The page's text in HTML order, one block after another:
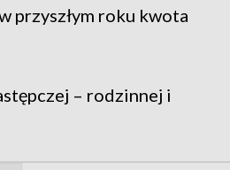
przyszłym roku kwota
– rodzinnej i